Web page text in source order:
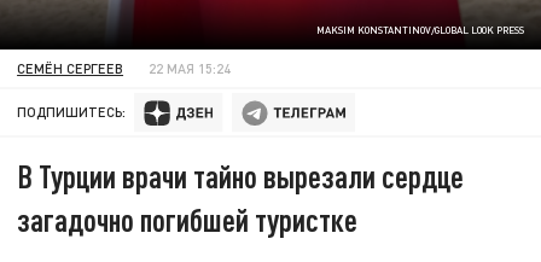
MAKSIM KONSTANTINOV/GLOBAL LOOK PRESS
СЕМЁН СЕРГЕЕВ 22 МАЯ 15:24
ПОДПИШИТЕСЬ:
В Турции врачи тайно вырезали сердце
загадочно погибшей туристке